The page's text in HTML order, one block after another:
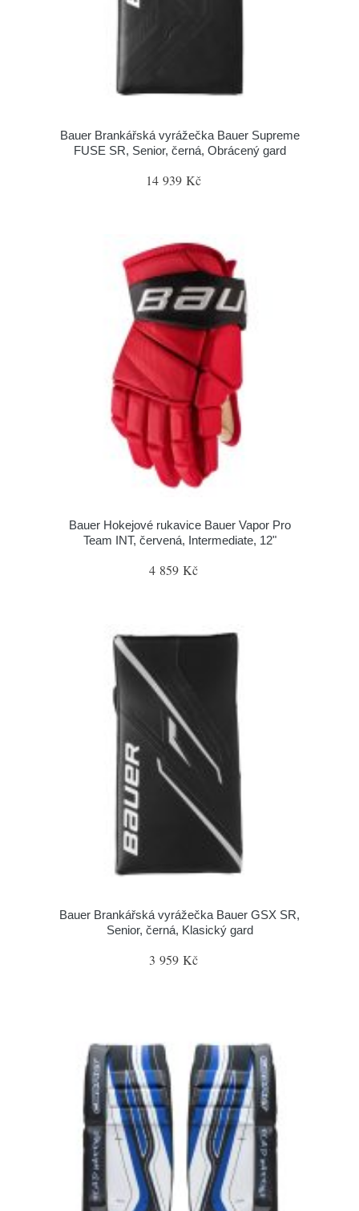
Bauer Brankářská vyrážečka Bauer Supreme
FUSE SR, Senior, černá, Obrácený gard
14 939 Kč
Bauer Hokejové rukavice Bauer Vapor Pro
Team INT, červená, Intermediate, 12"
4 859 Kč
Bauer Brankářská vyrážečka Bauer GSX SR,
Senior, černá, Klasický gard
3 959 Kč